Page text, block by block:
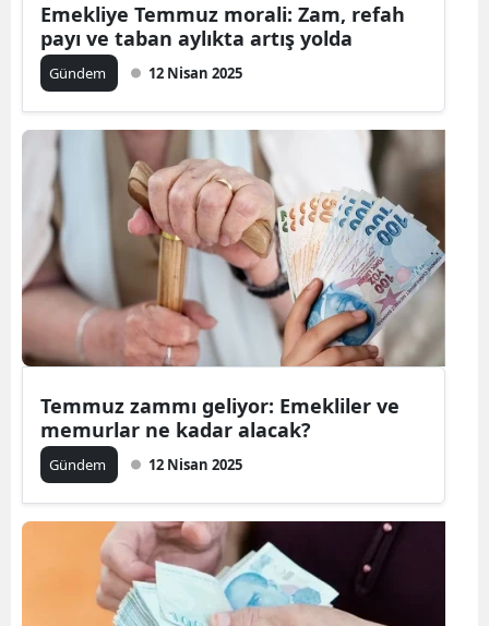
Emekliye Temmuz morali: Zam, refah
payı ve taban aylıkta artış yolda
Gündem 12 Nisan 2025
Temmuz zammı geliyor: Emekliler ve
memurlar ne kadar alacak?
Gündem 12 Nisan 2025